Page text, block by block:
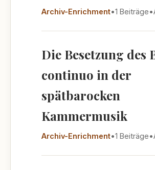
Archiv-Enrichment•1 Beiträge•
Die Besetzung des
continuo in der
spätbarocken
Kammermusik
Archiv-Enrichment•1 Beiträge•